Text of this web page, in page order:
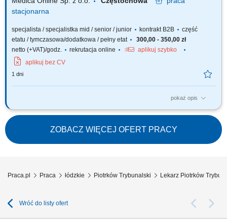
stacjonarna
specjalista / specjalistka mid / senior / junior kontrakt B2B
część
etatu / tymczasowa/dodatkowa / pełny etat
300,00 - 350,00 zł
netto (+VAT)/godz.
rekrutacja online
aplikuj szybko
aplikuj bez CV
1 dni
pokaż opis
Zapraszamy do współpracy z naszą firmą specjalizującą się w medycznej
marihuanie, działającej stacjonarnie. Poszukujemy doświadczonych
lekarzy i lekarek różnych specjalizacji, którzy są otwarci na rozwój oraz
poszerzanie wiedzy, aby dołączyć do naszego zespołu jako tzn. Lekarz...
ZOBACZ WIĘCEJ OFERT PRACY
Praca.pl Praca łódzkie Piotrków Trybunalski Lekarz Piotrków
Wróć do listy ofert